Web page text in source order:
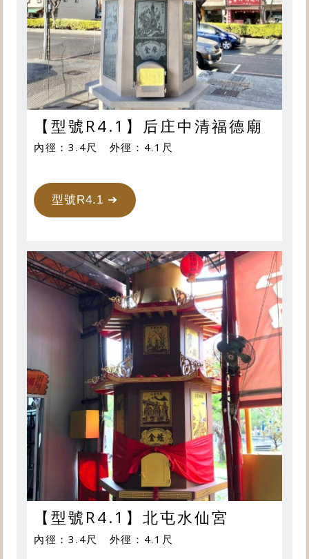
【型號R4.1】后庄中清福德廟
內徑：3.4尺 外徑：4.1尺
型號R4.1 ➔
【型號R4.1】北屯水仙宮
內徑：3.4尺 外徑：4.1尺